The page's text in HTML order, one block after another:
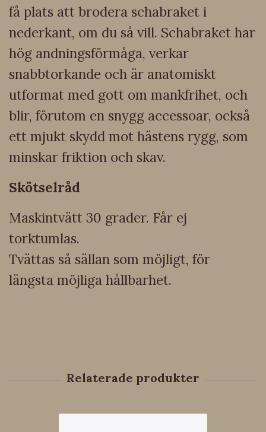
få plats att brodera schabraket i
nederkant, om du så vill. Schabraket har
hög andningsförmåga, verkar
snabbtorkande och är anatomiskt
utformat med gott om mankfrihet, och
blir, förutom en snygg accessoar, också
ett mjukt skydd mot hästens rygg, som
minskar friktion och skav.
Skötselråd
Maskintvätt 30 grader. Får ej
torktumlas.
Tvättas så sällan som möjligt, för
längsta möjliga hållbarhet.